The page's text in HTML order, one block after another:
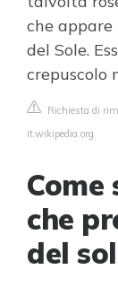
che appare
del Sole.
crepuscolo
Richiesta di
it.wikipedia.org
che
del